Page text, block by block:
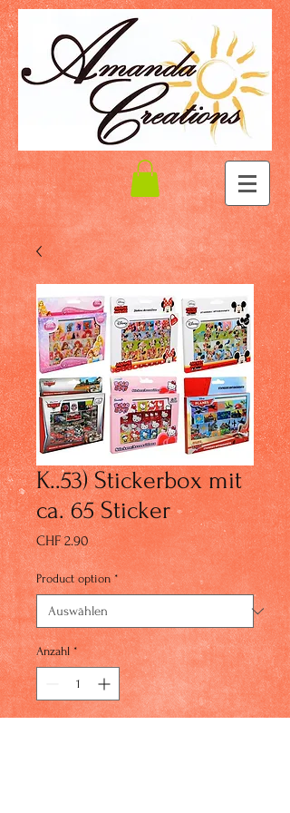
K..53) Stickerbox mit
ca. 65 Sticker
CHF 2.90Preis
Product option *
Anzahl *